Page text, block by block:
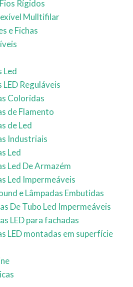
Rígidos
Mulltifilar
e Fichas
Led
LED Reguláveis
Coloridas
de Flamento
de Led
Industriais
Led
Led De Armazém
Led Impermeáveis
e Lâmpadas Embutidas
De Tubo Led Impermeáveis
LED para fachadas
LED montadas em superfície